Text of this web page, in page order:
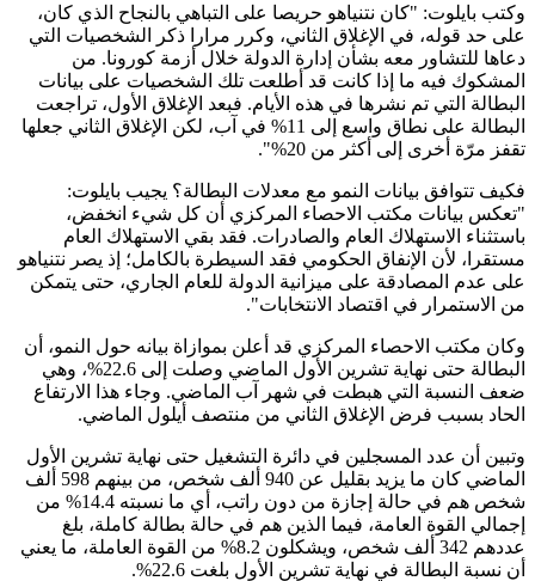
وكتب بايلوت: "كان نتنياهو حريصا على التباهي بالنجاح الذي كان،
على حد قوله، في الإغلاق الثاني، وكرر مرارا ذكر الشخصيات التي
دعاها للتشاور معه بشأن إدارة الدولة خلال أزمة كورونا. من
المشكوك فيه ما إذا كانت قد أطلعت تلك الشخصيات على بيانات
البطالة التي تم نشرها في هذه الأيام. فبعد الإغلاق الأول، تراجعت
البطالة على نطاق واسع إلى 11% في آب، لكن الإغلاق الثاني جعلها
تقفز مرّة أخرى إلى أكثر من 20%".
فكيف تتوافق بيانات النمو مع معدلات البطالة؟ يجيب بايلوت:
"تعكس بيانات مكتب الاحصاء المركزي أن كل شيء انخفض،
باستثناء الاستهلاك العام والصادرات. فقد بقي الاستهلاك العام
مستقرا، لأن الإنفاق الحكومي فقد السيطرة بالكامل؛ إذ يصر نتنياهو
على عدم المصادقة على ميزانية الدولة للعام الجاري، حتى يتمكن
من الاستمرار في اقتصاد الانتخابات".
وكان مكتب الاحصاء المركزي قد أعلن بموازاة بيانه حول النمو، أن
البطالة حتى نهاية تشرين الأول الماضي وصلت إلى 22.6%، وهي
ضعف النسبة التي هبطت في شهر آب الماضي. وجاء هذا الارتفاع
الحاد بسبب فرض الإغلاق الثاني من منتصف أيلول الماضي.
وتبين أن عدد المسجلين في دائرة التشغيل حتى نهاية تشرين الأول
الماضي كان ما يزيد بقليل عن 940 ألف شخص، من بينهم 598 ألف
شخص هم في حالة إجازة من دون راتب، أي ما نسبته 14.4% من
إجمالي القوة العامة، فيما الذين هم في حالة بطالة كاملة، بلغ
عددهم 342 ألف شخص، ويشكلون 8.2% من القوة العاملة، ما يعني
أن نسبة البطالة في نهاية تشرين الأول بلغت 22.6%.